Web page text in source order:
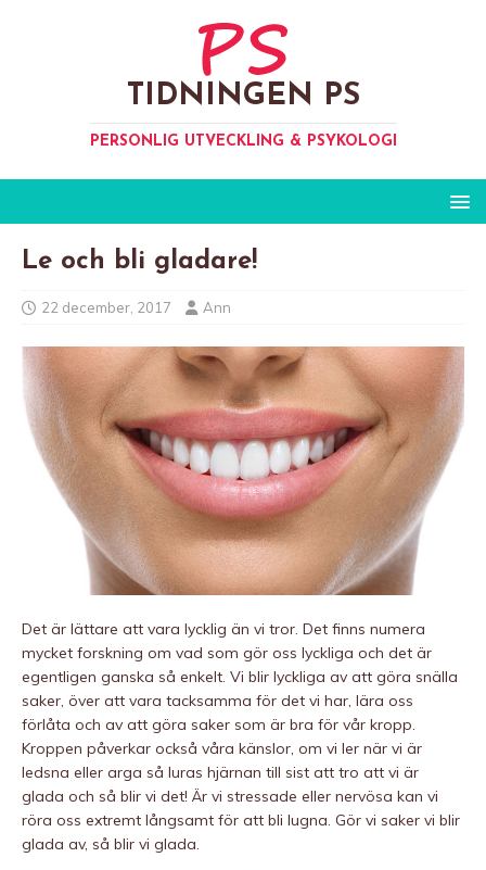
TIDNINGEN PS
PERSONLIG UTVECKLING & PSYKOLOGI
Le och bli gladare!
22 december, 2017 Ann
Det är lättare att vara lycklig än vi tror. Det finns numera
mycket forskning om vad som gör oss lyckliga och det är
egentligen ganska så enkelt. Vi blir lyckliga av att göra snälla
saker, över att vara tacksamma för det vi har, lära oss
förlåta och av att göra saker som är bra för vår kropp.
Kroppen påverkar också våra känslor, om vi ler när vi är
ledsna eller arga så luras hjärnan till sist att tro att vi är
glada och så blir vi det! Är vi stressade eller nervösa kan vi
röra oss extremt långsamt för att bli lugna. Gör vi saker vi blir
glada av, så blir vi glada.